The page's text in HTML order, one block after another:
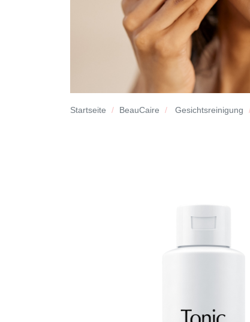
Startseite BeauCaire Gesichtsreinigung